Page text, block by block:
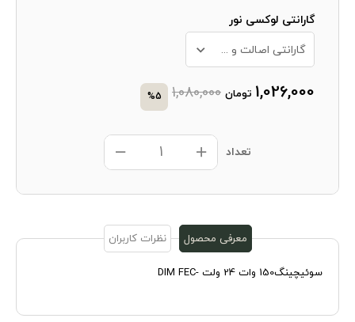
گارانتی لوکسی نور
گارانتی اصالت و سلامت فیزیکی کالا + 10 سال خدمات پس از فروش
1,026,000 تومان 1,080,000
%5
تعداد
معرفی محصول نظرات کاربران
سوئیچینگ150 وات 24 ولت -DIM FEC